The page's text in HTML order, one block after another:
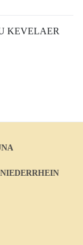
KEVELAER